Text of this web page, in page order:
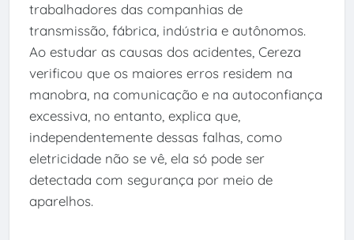
trabalhadores das companhias de
transmissão, fábrica, indústria e autônomos.
Ao estudar as causas dos acidentes, Cereza
verificou que os maiores erros residem na
manobra, na comunicação e na autoconfiança
excessiva, no entanto, explica que,
independentemente dessas falhas, como
eletricidade não se vê, ela só pode ser
detectada com segurança por meio de
aparelhos.